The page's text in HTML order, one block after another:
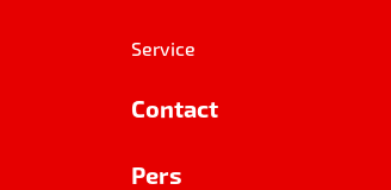
Service
Contact
Pers